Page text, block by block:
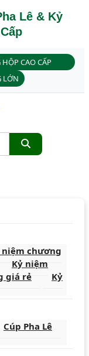
Lê & Kỷ
HỘP CAO CẤP
LỚN
niệm chương
Kỷ niệm
giá rẻ
Kỷ
Cúp Pha Lê